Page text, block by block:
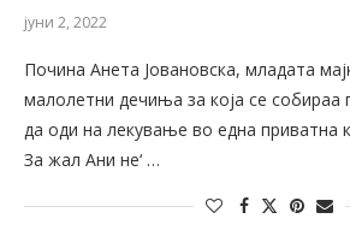
јуни 2, 2022
Почина Анета Јовановска, младата
малолетни дечиња за која се собираа
да оди на лекување во една приватна
За жал Ани не‘ …